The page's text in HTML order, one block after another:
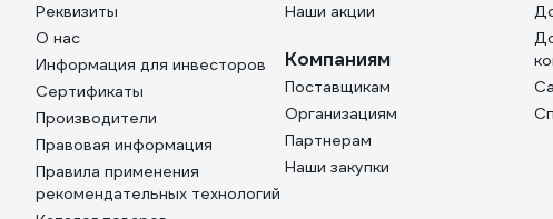
Реквизиты
О нас
Информация для инвесторов
Сертификаты
Производители
Правовая информация
Правила применения
рекомендательных технологий
Наши акции
Компаниям
Поставщикам
Организациям
Партнерам
Наши закупки